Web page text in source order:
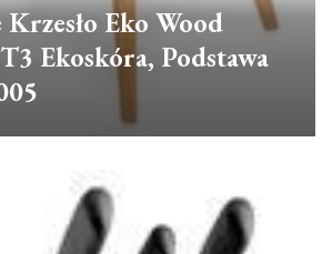
Eko Wood
Ekoskóra, Podstawa